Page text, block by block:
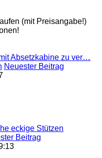
(mit Preisangabe!)
Absetzkabine zu ver…
Neuester Beitrag
eckige Stützen
Beitrag